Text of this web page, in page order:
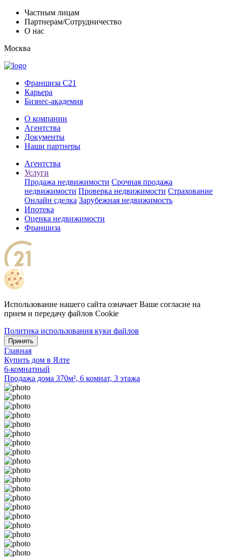
Частным лицам
Партнерам/Сотрудничество
О нас
Москва
Франшиза C21
Карьера
Бизнес-академия
О компании
Агентства
Документы
Наши партнеры
Агентства
Услуги
Продажа недвижимости Срочная продажа
недвижимости Проверка недвижимости Страхование
Онлайн сделка Зарубежная недвижимость
Ипотека
Оценка недвижимости
Франшиза
Использование нашего сайта означает Ваше согласие на
прием и передачу файлов Cookie
Политика использования куки файлов
Принять
Главная
Купить дом в Ялте
6-комнатный
Продажа дома 370м², 6 комнат, 3 этажа